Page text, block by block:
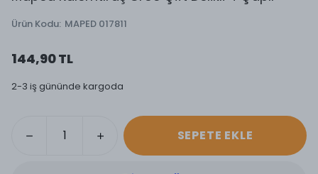
Ürün Kodu: MAPED 017811
144,90 TL
2-3 iş gününde kargoda
SEPETE EKLE